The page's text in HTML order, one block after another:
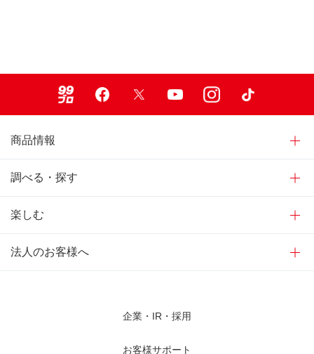
商品情報
調べる・探す
楽しむ
法人のお客様へ
企業・IR・採用
お客様サポート